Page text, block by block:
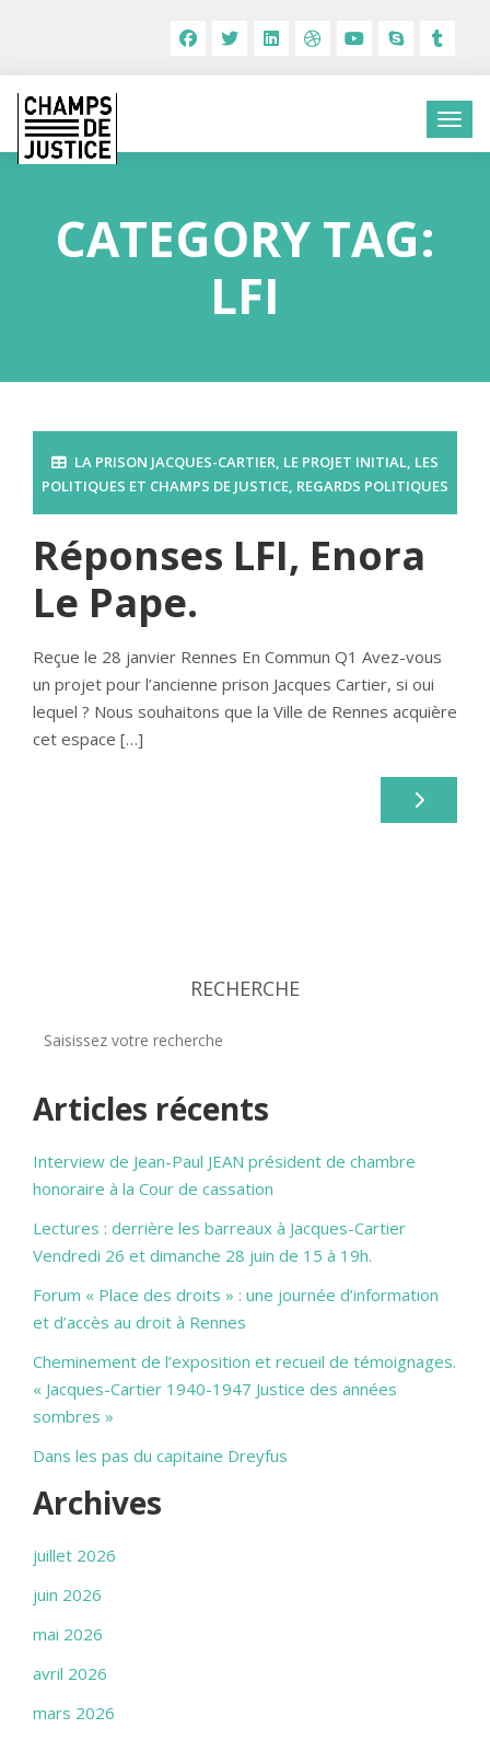
CATEGORY TAG:
LFI
LA PRISON JACQUES-CARTIER, LE PROJET INITIAL, LES
POLITIQUES ET CHAMPS DE JUSTICE, REGARDS POLITIQUES
Réponses LFI, Enora
Le Pape.
Reçue le 28 janvier Rennes En Commun Q1 Avez-vous
un projet pour l’ancienne prison Jacques Cartier, si oui
lequel ? Nous souhaitons que la Ville de Rennes acquière
cet espace […]
RECHERCHE
Articles récents
Interview de Jean-Paul JEAN président de chambre
honoraire à la Cour de cassation
Lectures : derrière les barreaux à Jacques-Cartier
Vendredi 26 et dimanche 28 juin de 15 à 19h.
Forum « Place des droits » : une journée d’information
et d’accès au droit à Rennes
Cheminement de l’exposition et recueil de témoignages.
« Jacques-Cartier 1940-1947 Justice des années
sombres »
Dans les pas du capitaine Dreyfus
Archives
juillet 2026
juin 2026
mai 2026
avril 2026
mars 2026